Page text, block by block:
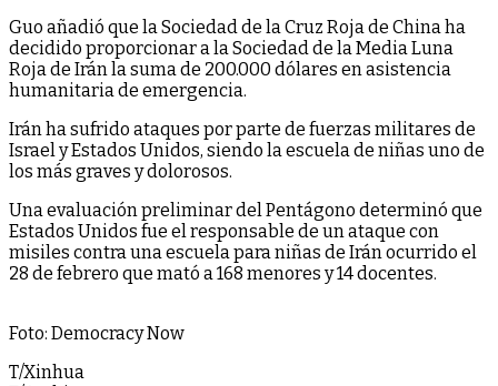
Guo añadió que la Sociedad de la Cruz Roja de China ha
decidido proporcionar a la Sociedad de la Media Luna
Roja de Irán la suma de 200.000 dólares en asistencia
humanitaria de emergencia.
Irán ha sufrido ataques por parte de fuerzas militares de
Israel y Estados Unidos, siendo la escuela de niñas uno de
los más graves y dolorosos.
Una evaluación preliminar del Pentágono determinó que
Estados Unidos fue el responsable de un ataque con
misiles contra una escuela para niñas de Irán ocurrido el
28 de febrero que mató a 168 menores y 14 docentes.
Foto: Democracy Now
T/Xinhua